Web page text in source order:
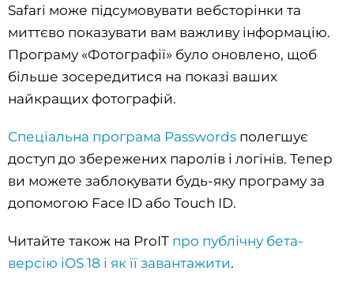
Safari може підсумовувати вебсторінки та
миттєво показувати вам важливу інформацію.
Програму «Фотографії» було оновлено, щоб
більше зосередитися на показі ваших
найкращих фотографій.
Спеціальна програма Passwords полегшує
доступ до збережених паролів і логінів. Тепер
ви можете заблокувати будь-яку програму за
допомогою Face ID або Touch ID.
Читайте також на ProIT про публічну бета-
версію iOS 18 і як її завантажити.